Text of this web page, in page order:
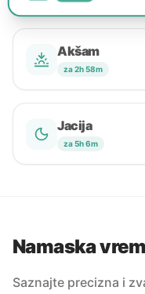
Akšam
za 2h 58m
Jacija
za 5h 6m
Namaska
Saznajte precizna i